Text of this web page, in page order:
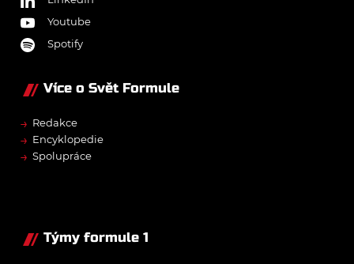
Youtube
Spotify
Více o Svět Formule
→ Redakce
→ Encyklopedie
→ Spolupráce
Týmy formule 1